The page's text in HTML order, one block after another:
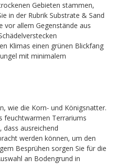
Gebieten stammen,
in der Rubrik Substrate & Sand
vor allem Gegenstände aus
Klimas einen grünen Blickfang
mit minimalem
wie die Korn- und Königsnatter.
feuchtwarmen Terrariums
ausreichend
werden können, um den
Besprühen sorgen Sie für die
an Bodengrund in